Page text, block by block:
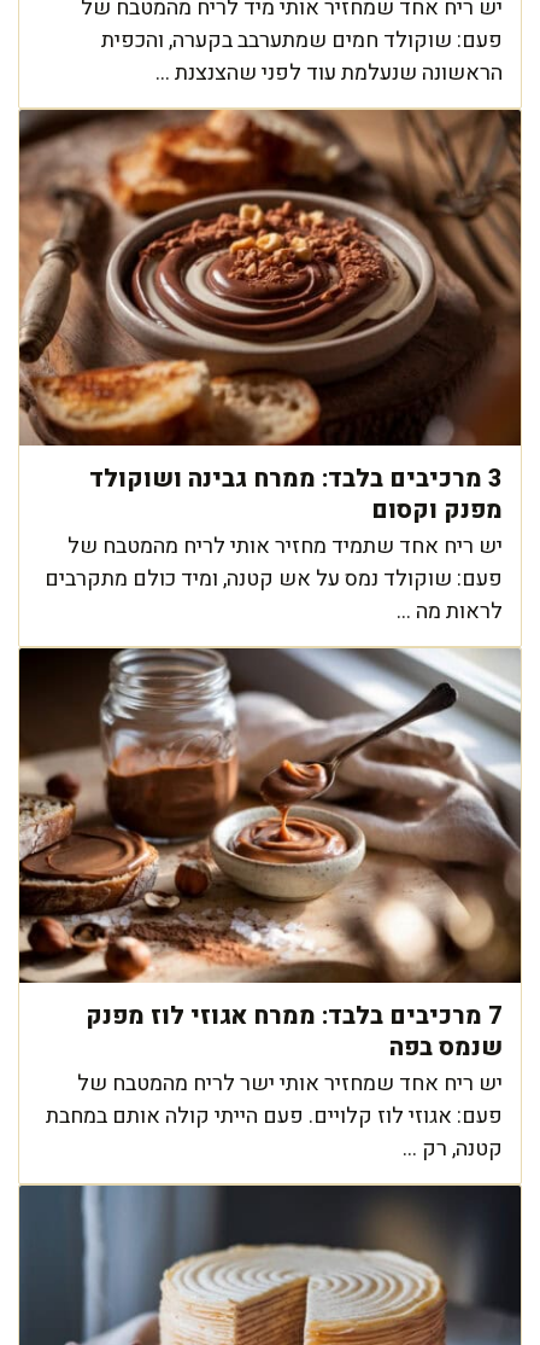
יש ריח אחד שמחזיר אותי מיד לריח מהמטבח של
פעם: שוקולד חמים שמתערבב בקערה, והכפית
הראשונה שנעלמת עוד לפני שהצנצנת ...
3 מרכיבים בלבד: ממרח גבינה ושוקולד
מפנק וקסום
יש ריח אחד שתמיד מחזיר אותי לריח מהמטבח של
פעם: שוקולד נמס על אש קטנה, ומיד כולם מתקרבים
לראות מה ...
7 מרכיבים בלבד: ממרח אגוזי לוז מפנק
שנמס בפה
יש ריח אחד שמחזיר אותי ישר לריח מהמטבח של
פעם: אגוזי לוז קלויים. פעם הייתי קולה אותם במחבת
קטנה, רק ...